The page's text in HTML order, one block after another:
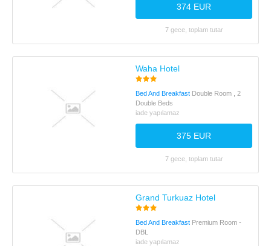
374 EUR
7 gece, toplam tutar
Waha Hotel
Bed And Breakfast Double Room , 2
Double Beds
iade yapılamaz
375 EUR
7 gece, toplam tutar
Grand Turkuaz Hotel
Bed And Breakfast Premium Room -
DBL
iade yapılamaz